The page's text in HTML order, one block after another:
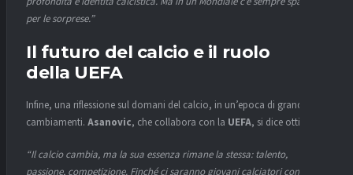
per le sorprese.”
Il futuro del calcio e il ruolo
della UEFA
Infine, una riflessione sul domani del calcio, in un’epoca di grandi
cambiamenti. Asanovic, che collabora con la UEFA, si dice ottimista:
“Il calcio cambia, ma la sua essenza rimane la stessa: talento,
passione, competizione. Finché ci saranno giovani calciatori con sogni,